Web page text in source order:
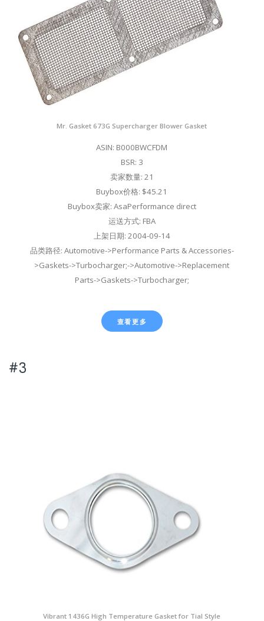
Mr. Gasket 673G Supercharger Blower Gasket
ASIN: B000BWCFDM
BSR: 3
卖家数量: 21
Buybox价格: $45.21
Buybox卖家: AsaPerformance direct
运送方式: FBA
上架日期: 2004-09-14
品类路径: Automotive->Performance Parts & Accessories-
>Gaskets->Turbocharger;->Automotive->Replacement
Parts->Gaskets->Turbocharger;
查看更多
#3
Vibrant 1436G High Temperature Gasket for Tial Style